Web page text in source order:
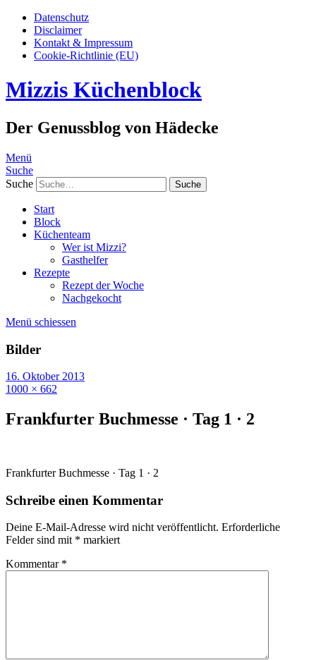
Datenschutz
Disclaimer
Kontakt & Impressum
Cookie-Richtlinie (EU)
Mizzis Küchenblock
Der Genussblog von Hädecke
Menü
Suche
Suche
Start
Block
Küchenteam
Wer ist Mizzi?
Gasthelfer
Rezepte
Rezept der Woche
Nachgekocht
Menü schiessen
Bilder
16. Oktober 2013
1000 × 662
Frankfurter Buchmesse · Tag 1 · 2
Frankfurter Buchmesse · Tag 1 · 2
Schreibe einen Kommentar
Deine E-Mail-Adresse wird nicht veröffentlicht. Erforderliche
Felder sind mit * markiert
Kommentar *